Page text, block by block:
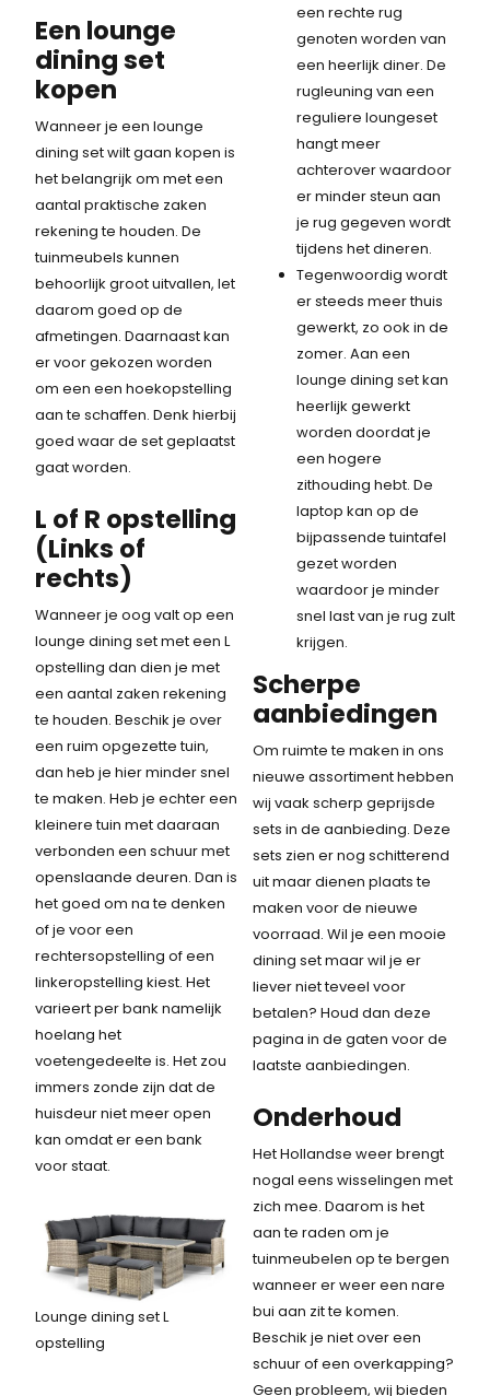
Een lounge
dining set
kopen
Wanneer je een lounge
dining set wilt gaan kopen is
het belangrijk om met een
aantal praktische zaken
rekening te houden. De
tuinmeubels kunnen
behoorlijk groot uitvallen, let
daarom goed op de
afmetingen. Daarnaast kan
er voor gekozen worden
om een een hoekopstelling
aan te schaffen. Denk hierbij
goed waar de set geplaatst
gaat worden.
L of R opstelling
(Links of
rechts)
Wanneer je oog valt op een
lounge dining set met een L
opstelling dan dien je met
een aantal zaken rekening
te houden. Beschik je over
een ruim opgezette tuin,
dan heb je hier minder snel
te maken. Heb je echter een
kleinere tuin met daaraan
verbonden een schuur met
openslaande deuren. Dan is
het goed om na te denken
of je voor een
rechtersopstelling of een
linkeropstelling kiest. Het
varieert per bank namelijk
hoelang het
voetengedeelte is. Het zou
immers zonde zijn dat de
huisdeur niet meer open
kan omdat er een bank
voor staat.
Lounge dining set L
opstelling
een rechte rug
genoten worden van
een heerlijk diner. De
rugleuning van een
reguliere loungeset
hangt meer
achterover waardoor
er minder steun aan
je rug gegeven wordt
tijdens het dineren.
Tegenwoordig wordt
er steeds meer thuis
gewerkt, zo ook in de
zomer. Aan een
lounge dining set kan
heerlijk gewerkt
worden doordat je
een hogere
zithouding hebt. De
laptop kan op de
bijpassende tuintafel
gezet worden
waardoor je minder
snel last van je rug zult
krijgen.
Scherpe
aanbiedingen
Om ruimte te maken in ons
nieuwe assortiment hebben
wij vaak scherp geprijsde
sets in de aanbieding. Deze
sets zien er nog schitterend
uit maar dienen plaats te
maken voor de nieuwe
voorraad. Wil je een mooie
dining set maar wil je er
liever niet teveel voor
betalen? Houd dan deze
pagina in de gaten voor de
laatste aanbiedingen.
Onderhoud
Het Hollandse weer brengt
nogal eens wisselingen met
zich mee. Daarom is het
aan te raden om je
tuinmeubelen op te bergen
wanneer er weer een nare
bui aan zit te komen.
Beschik je niet over een
schuur of een overkapping?
Geen probleem, wij bieden